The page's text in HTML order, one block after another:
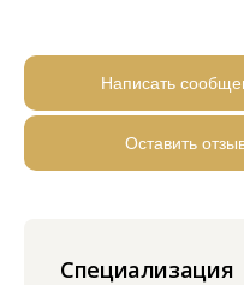
Написать
Оставить
Специализация